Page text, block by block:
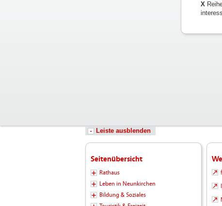
X
Leiste ausblenden
Seitenübersicht
Rathaus
Leben in Neunkirchen
Bildung & Soziales